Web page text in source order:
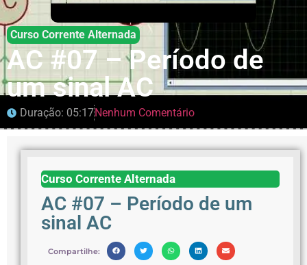
Curso Corrente Alternada
AC #07 – Período de
um sinal AC
Duração: 05:17Nenhum Comentário
Curso Corrente Alternada
AC #07 – Período de um
sinal AC
Compartilhe: